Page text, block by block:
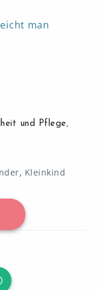
man
und Pflege,
, Kleinkind